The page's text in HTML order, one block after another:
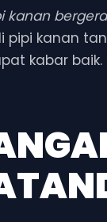
kanan
pipi kanan
kabar